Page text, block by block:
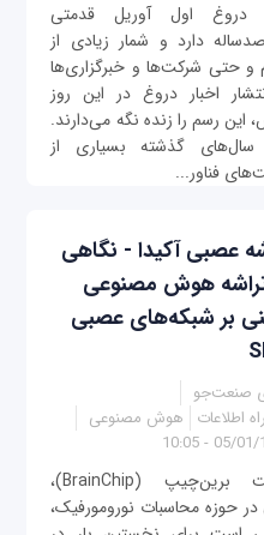
دروغ اول آوریل قدمتی
دارد و شمار زیادی از
و حتی شرکت‌ها و خبرگزاری‌ها
اخبار دروغ در این روز
این رسم را زنده نگه می‌دارند.
گذشته بسیاری از
فناور...
عصبی آکیدا - نگاهی
هوش مصنوعی
بر شبکه‌های عصبی
صنعت‌جو
اطلاعات
هوش مصنوعی
05/01/
شرکت برین‌چیپ (BrainChip)،
در حوزه محاسبات نورومورفیک،